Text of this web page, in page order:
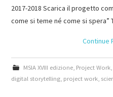
2017-2018 Scarica il progetto
come si teme né come si
Continue
MSIA XVIII edizione, Project Work,
digital storytelling project work